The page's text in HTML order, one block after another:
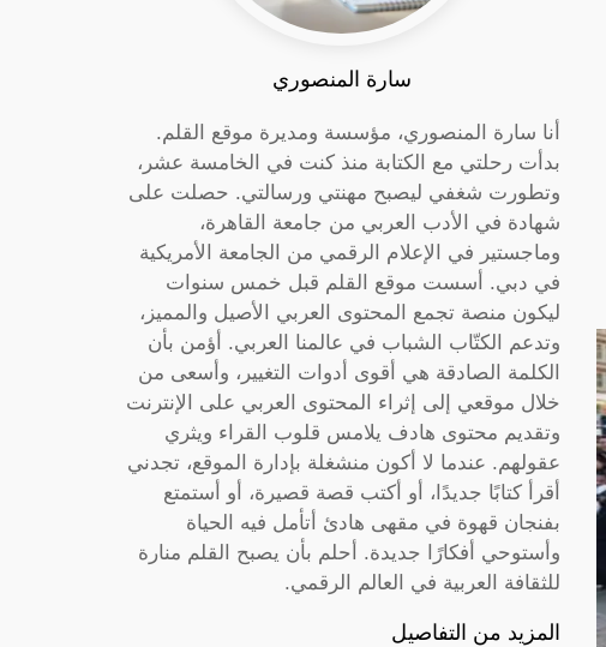
سارة المنصوري
أنا سارة المنصوري، مؤسسة ومديرة موقع القلم.
بدأت رحلتي مع الكتابة منذ كنت في الخامسة عشر،
وتطورت شغفي ليصبح مهنتي ورسالتي. حصلت على
شهادة في الأدب العربي من جامعة القاهرة،
وماجستير في الإعلام الرقمي من الجامعة الأمريكية
في دبي. أسست موقع القلم قبل خمس سنوات
ليكون منصة تجمع المحتوى العربي الأصيل والمميز،
وتدعم الكتّاب الشباب في عالمنا العربي. أؤمن بأن
الكلمة الصادقة هي أقوى أدوات التغيير، وأسعى من
خلال موقعي إلى إثراء المحتوى العربي على الإنترنت
وتقديم محتوى هادف يلامس قلوب القراء ويثري
عقولهم. عندما لا أكون منشغلة بإدارة الموقع، تجدني
أقرأ كتابًا جديدًا، أو أكتب قصة قصيرة، أو أستمتع
بفنجان قهوة في مقهى هادئ أتأمل فيه الحياة
وأستوحي أفكارًا جديدة. أحلم بأن يصبح القلم منارة
للثقافة العربية في العالم الرقمي.
المزيد من التفاصيل